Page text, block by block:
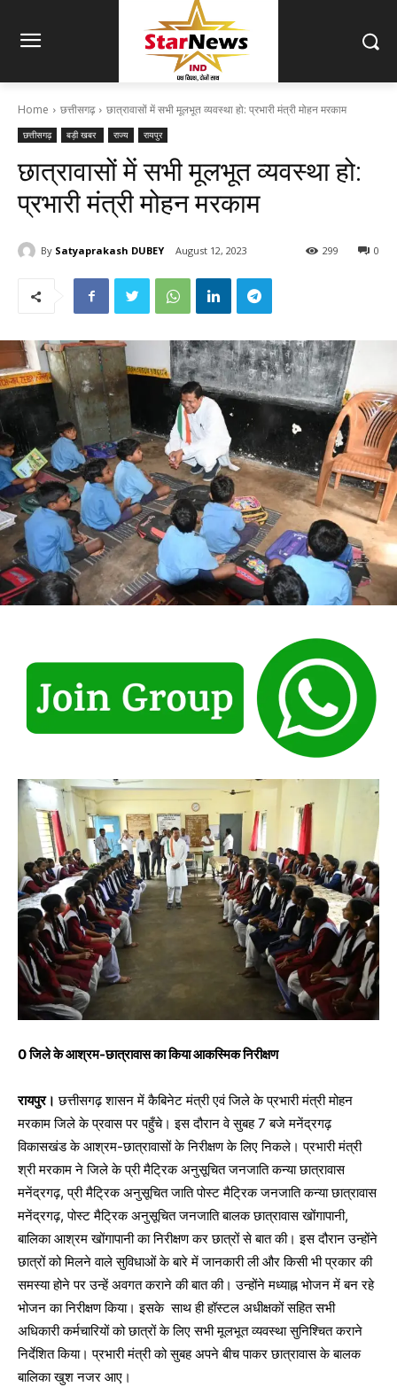
Home छत्तीसगढ़ छात्रावासों में सभी मूलभूत व्यवस्था हो: प्रभारी मंत्री मोहन मरकाम
छत्तीसगढ़ बड़ी खबर राज्य रायपुर
छात्रावासों में सभी मूलभूत व्यवस्था हो:
प्रभारी मंत्री मोहन मरकाम
By Satyaprakash DUBEY August 12, 2023 0
299
0 जिले के आश्रम-छात्रावास का किया आकस्मिक निरीक्षण
रायपुर। छत्तीसगढ़ शासन में कैबिनेट मंत्री एवं जिले के प्रभारी मंत्री मोहन
मरकाम जिले के प्रवास पर पहुँचे। इस दौरान वे सुबह 7 बजे मनेंद्रगढ़
विकासखंड के आश्रम-छात्रावासों के निरीक्षण के लिए निकले। प्रभारी मंत्री
श्री मरकाम ने जिले के प्री मैट्रिक अनुसूचित जनजाति कन्या छात्रावास
मनेंद्रगढ़, प्री मैट्रिक अनुसूचित जाति पोस्ट मैट्रिक जनजाति कन्या छात्रावास
मनेंद्रगढ़, पोस्ट मैट्रिक अनुसूचित जनजाति बालक छात्रावास खोंगापानी,
बालिका आश्रम खोंगापानी का निरीक्षण कर छात्रों से बात की। इस दौरान उन्होंने
छात्रों को मिलने वाले सुविधाओं के बारे में जानकारी ली और किसी भी प्रकार की
समस्या होने पर उन्हें अवगत कराने की बात की। उन्होंने मध्याह्न भोजन में बन रहे
भोजन का निरीक्षण किया। इसके साथ ही हॉस्टल अधीक्षकों सहित सभी
अधिकारी कर्मचारियों को छात्रों के लिए सभी मूलभूत व्यवस्था सुनिश्चित कराने
निर्देशित किया। प्रभारी मंत्री को सुबह अपने बीच पाकर छात्रावास के बालक
बालिका खुश नजर आए।